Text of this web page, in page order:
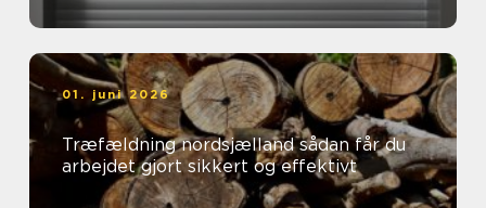
01. juni 2026
Træfældning nordsjælland sådan får du
arbejdet gjort sikkert og effektivt